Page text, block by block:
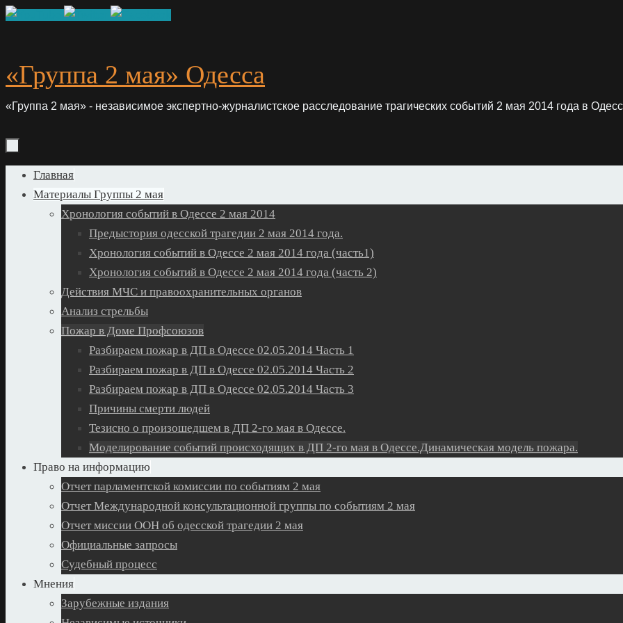
Skip
«Группа 2 мая» Одесса
«Группа 2 мая» - независимое экспертно-журналистское расследование трагических событий 2 мая 2014 года в
Skip
Главная
Материалы Группы 2 мая
Хронология событий в Одессе 2 мая 2014
Предыстория одесской трагедии 2 мая 2014 года.
Хронология событий в Одессе 2 мая 2014 года (часть1)
Хронология событий в Одессе 2 мая 2014 года (часть 2)
Действия МЧС и правоохранительных органов
Анализ стрельбы
Пожар в Доме Профсоюзов
Разбираем пожар в ДП в Одессе 02.05.2014 Часть 1
Разбираем пожар в ДП в Одессе 02.05.2014 Часть 2
Разбираем пожар в ДП в Одессе 02.05.2014 Часть 3
Причины смерти людей
Тезисно о произошедшем в ДП 2-го мая в Одессе.
Моделирование событий происходящих в ДП 2-го мая в Одессе.Динамическая модель пожара.
Право на информацию
Отчет парламентской комиссии по событиям 2 мая
Отчет Международной консультационной группы по событиям 2 мая
Отчет миссии ООН об одесской трагедии 2 мая
Официальные запросы
Судебный процесс
Мнения
Зарубежные издания